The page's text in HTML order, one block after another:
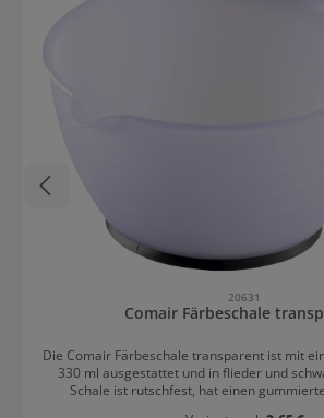
20631
Comair Färbeschale
Die Comair Färbeschale transparent ist mit
330 ml ausgestattet und in flieder und
Schale ist rutschfest, hat einen